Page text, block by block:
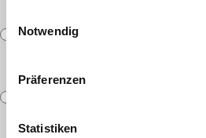
widerrufen
Informationen über Ihre
Ihr Gerät durch aktives
Notwendig
Präferenzen
Statistiken